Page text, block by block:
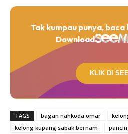
Tak kumpau punya, baca
Download
KLIK DI
TAGS bagan nahkoda omar
kelong kupang sabak bernam